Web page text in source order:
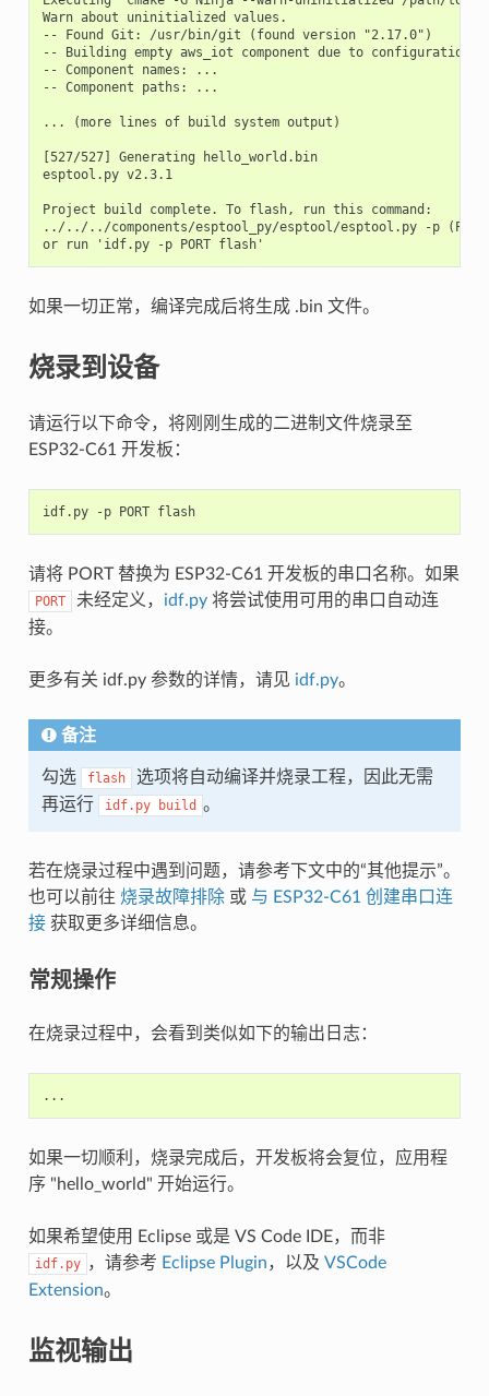
Warn about uninitialized values.
-- Found Git: /usr/bin/git (found version "2.17.0")
-- Building empty aws_iot component due to configuration
-- Component names: ...
-- Component paths: ...
... (more lines of build system output)
[527/527] Generating hello_world.bin
esptool.py v2.3.1
Project build complete. To flash, run this command:
../../../components/esptool_py/esptool/esptool.py -p
如果一切正常，编译完成后将生成 .bin 文件。
烧录到设备
请运行以下命令，将刚刚生成的二进制文件烧录至
ESP32-C61 开发板：
idf.py -p PORT flash
请将 PORT 替换为 ESP32-C61 开发板的串口名称。如果
PORT 未经定义， idf.py将尝试使用可用的串口自动连
接。
更多有关 idf.py 参数的详情，请见 idf.py。
备注
勾选 flash
选项将自动编译并烧录工程，因此无需
再运行
idf.py build 。
若在烧录过程中遇到问题，请参考下文中的“其他提示”。
也可以前往 烧录故障排除或 与 ESP32-C61 创建串口连
接获取更多详细信息。
常规操作
在烧录过程中，会看到类似如下的输出日志：
如果一切顺利，烧录完成后，开发板将会复位，应用程
序 "hello_world" 开始运行。
如果希望使用 Eclipse 或是 VS Code IDE，而非
idf.py ，请参考 Eclipse Plugin，以及 VSCode
Extension。
监视输出